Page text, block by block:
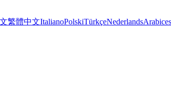
繁體中文ItalianoPolskiTürkçeNederlandsArabic